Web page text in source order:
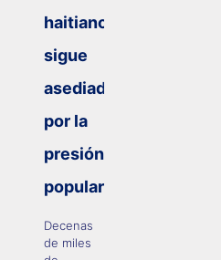
haitiano
sigue
asediado
por la
presión
popular
Decenas
de miles